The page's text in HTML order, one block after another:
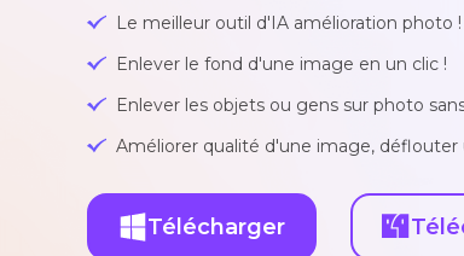
Le meilleur outil d'IA amélioration photo !
Enlever le fond d'une image en un clic !
Enlever les objets ou gens sur photo
Améliorer qualité d'une image,
Télécharger